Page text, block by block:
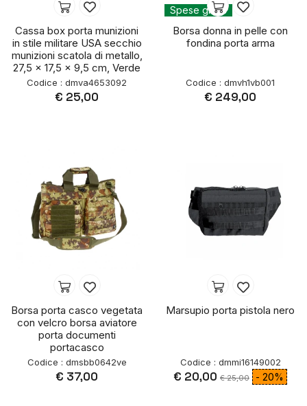
Cassa box porta munizioni
in stile militare USA secchio
munizioni scatola di metallo,
27,5 x 17,5 x 9,5 cm, Verde
Codice : dmva4653092
€ 25,00
Spese gratis
Borsa donna in pelle con
fondina porta arma
Codice : dmvh1vb001
€ 249,00
Borsa porta casco vegetata
con velcro borsa aviatore
porta documenti
portacasco
Codice : dmsbb0642ve
€ 37,00
Marsupio porta pistola nero
Codice : dmmi16149002
€ 20,00 € 25,00 - 20%